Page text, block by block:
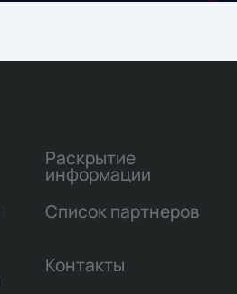
Раскрытие
информации
Список партнеров
Контакты